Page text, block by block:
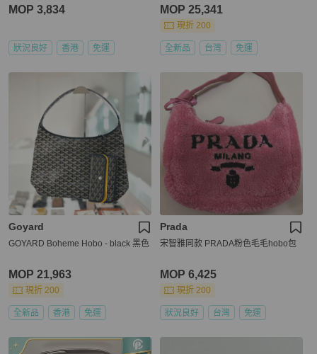
MOP 3,834
狀況良好 香港 免運
MOP 25,341
現折 200
全新品 台灣 免運
Goyard
GOYARD Boheme Hobo - black 黑色
MOP 21,963
現折 200
全新品 香港 免運
Prada
宋智雅同款 PRADA粉色毛毛hobo包
MOP 6,425
現折 200
狀況良好 台灣 免運